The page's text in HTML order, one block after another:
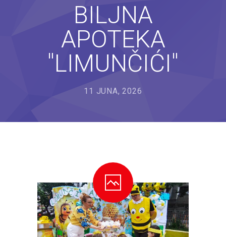
-- JU "Naše dijete"
---- Lastavica
---- Pčelica
---- Poletarac
BILJNA
APOTEKA
"LIMUNČIĆI"
11 JUNA, 2026